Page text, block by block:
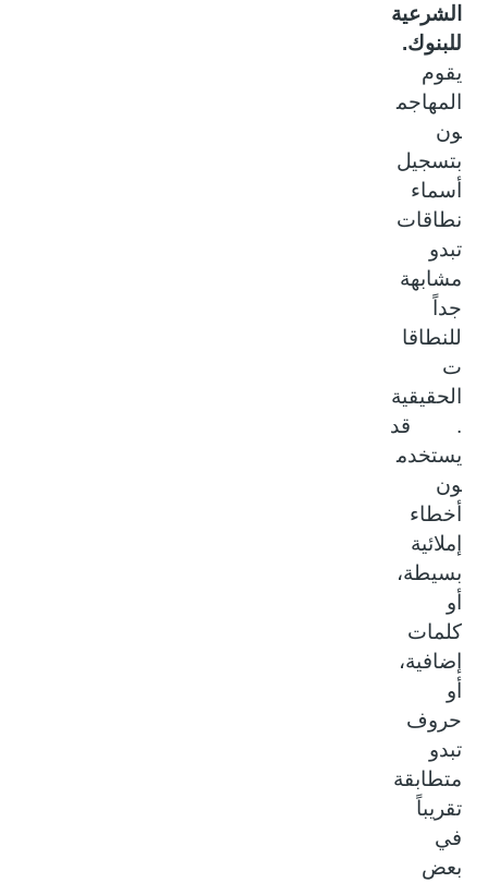
الشرعية
للبنوك.
يقوم
المهاجم
ون
بتسجيل
أسماء
نطاقات
تبدو
مشابهة
جداً
للنطاقا
الحقيقية
. قد
يستخدم
ون
أخطاء
إملائية
بسيطة،
كلمات
إضافية،
حروف
تبدو
متطابقة
تقريباً
في
بعض